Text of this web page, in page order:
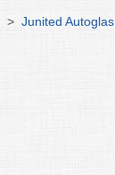
> Junited Autoglas